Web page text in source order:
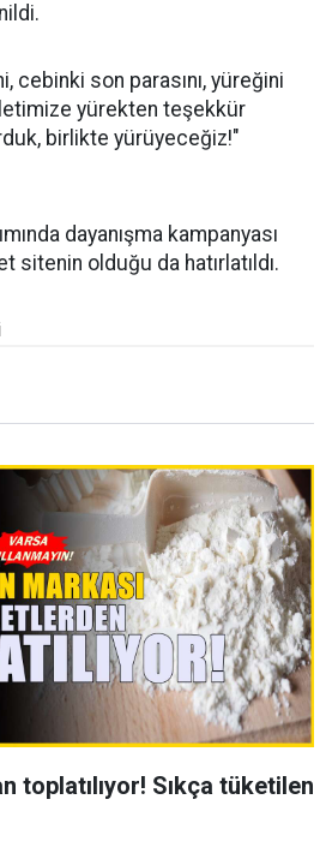
cebinki son parasını, yüreğini
yürekten teşekkür
birlikte yürüyeceğiz!"
dayanışma kampanyası
sitenin olduğu da hatırlatıldı.
toplatılıyor! Sıkça tüketilen